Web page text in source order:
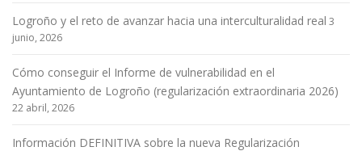
Logroño y el reto de avanzar hacia una interculturalidad real 3
junio, 2026
Cómo conseguir el Informe de vulnerabilidad en el
Ayuntamiento de Logroño (regularización extraordinaria 2026)
22 abril, 2026
Información DEFINITIVA sobre la nueva Regularización